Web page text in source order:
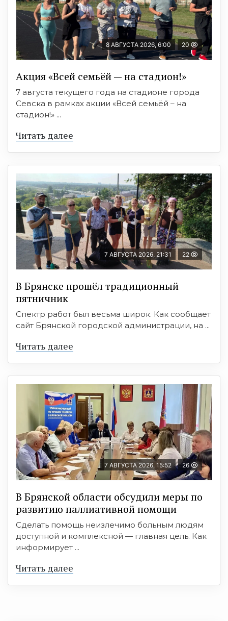
8 АВГУСТА 2026, 6:00 20
Акция «Всей семьёй — на стадион!»
7 августа текущего года на стадионе города
Севска в рамках акции «Всей семьёй – на
стадион!» ...
Читать далее
7 АВГУСТА 2026, 21:31 22
В Брянске прошёл традиционный
пятничник
Спектр работ был весьма широк. Как сообщает
сайт Брянской городской администрации, на ...
Читать далее
7 АВГУСТА 2026, 15:52 26
В Брянской области обсудили меры по
развитию паллиативной помощи
Сделать помощь неизлечимо больным людям
доступной и комплексной — главная цель. Как
информирует ...
Читать далее